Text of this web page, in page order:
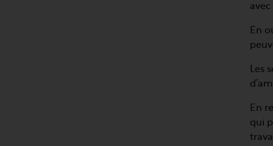
En
Les
En
qui